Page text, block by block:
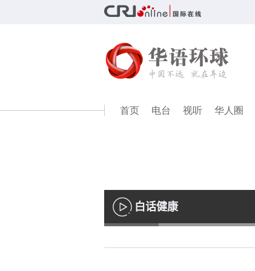
首页 电台 视听 华人圈
播
放
白话健康
Loaded: